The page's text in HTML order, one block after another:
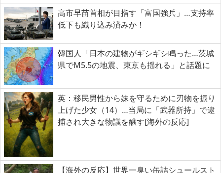
高市早苗首相が目指す「富国強兵」…支持率
低下も織り込み済みか！
韓国人「日本の建物がギシギシ鳴った…茨城
県でM5.5の地震、東京も揺れる」と話題に
英：移民男性から妹を守るために刃物を振り
上げた少女（14）…当局に「武器所持」で逮
捕され大きな物議を醸す[海外の反応]
【海外の反応】世界一臭い缶詰シュールスト